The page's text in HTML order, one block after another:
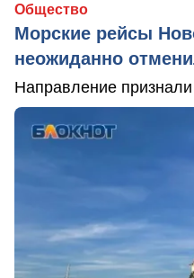
Общество
Морские рейсы
неожиданно
Направление